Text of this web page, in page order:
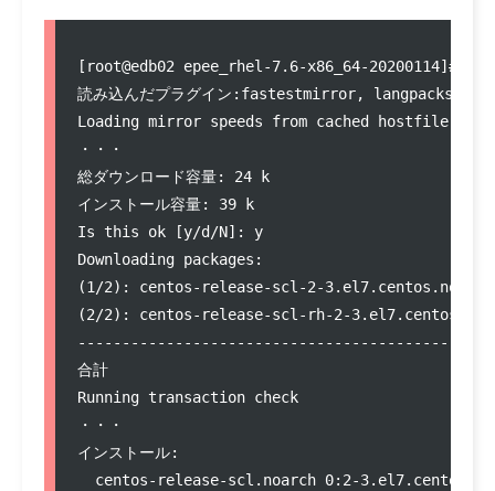
[root@edb02 epee_rhel-7.6-x86_64-20200114]#
読み込んだプラグイン:fastestmirror, langpacks
Loading mirror speeds from cached hostfile
・・・
総ダウンロード容量: 24 k
インストール容量: 39 k
Is this ok [y/d/N]: y
Downloading packages:
(1/2): centos-release-scl-2-
(2/2): centos-release-scl-rh-2-
合計
Running transaction check
・・・
インストール:
centos-